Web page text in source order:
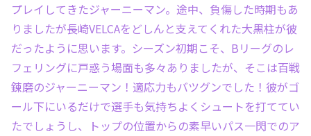
プレイしてきたジャーニーマン。途中、負傷した時期もあ
りましたが長崎VELCAをどしんと支えてくれた大黒柱が彼
だったように思います。シーズン初期こそ、Bリーグのレ
フェリングに戸惑う場面も多々ありましたが、そこは百戦
錬磨のジャーニーマン！適応力もバツグンでした！彼がゴ
ール下にいるだけで選手も気持ちよくシュートを打ててい
たでしょうし、トップの位置からの素早いパス一閃でのア